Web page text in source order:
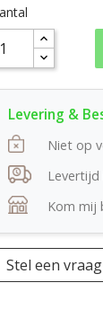
Niet op
Levertijd
Kom mij
Stel een